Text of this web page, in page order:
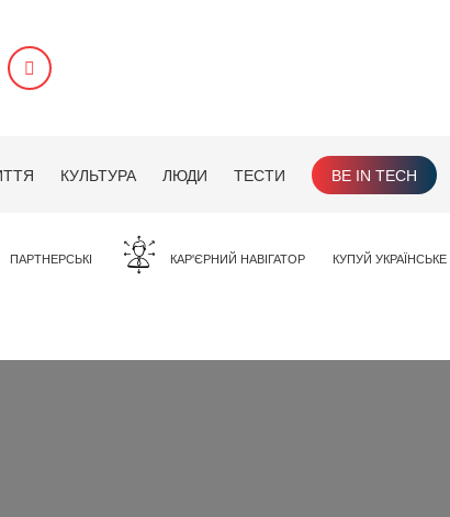
КУЛЬТУРА ЛЮДИ ТЕСТИ BE IN TECH
ПАРТНЕРСЬКІ КАР'ЄРНИЙ НАВІГАТОР КУПУЙ УКРАЇНСЬКЕ